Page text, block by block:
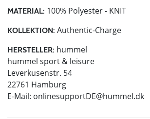
MATERIAL: 100% Polyester - KNIT
KOLLEKTION: Authentic-Charge
HERSTELLER: hummel
hummel sport & leisure
Leverkusenstr. 54
22761 Hamburg
E-Mail: onlinesupportDE@hummel.dk